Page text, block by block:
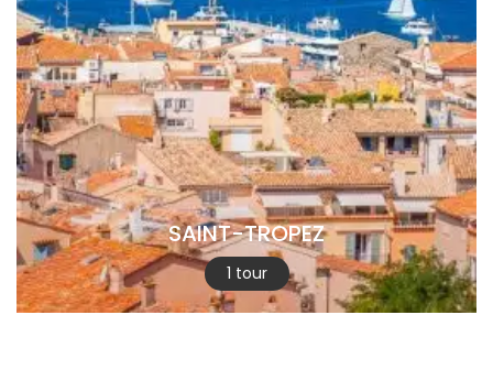
SAINT-TROPEZ
1 tour